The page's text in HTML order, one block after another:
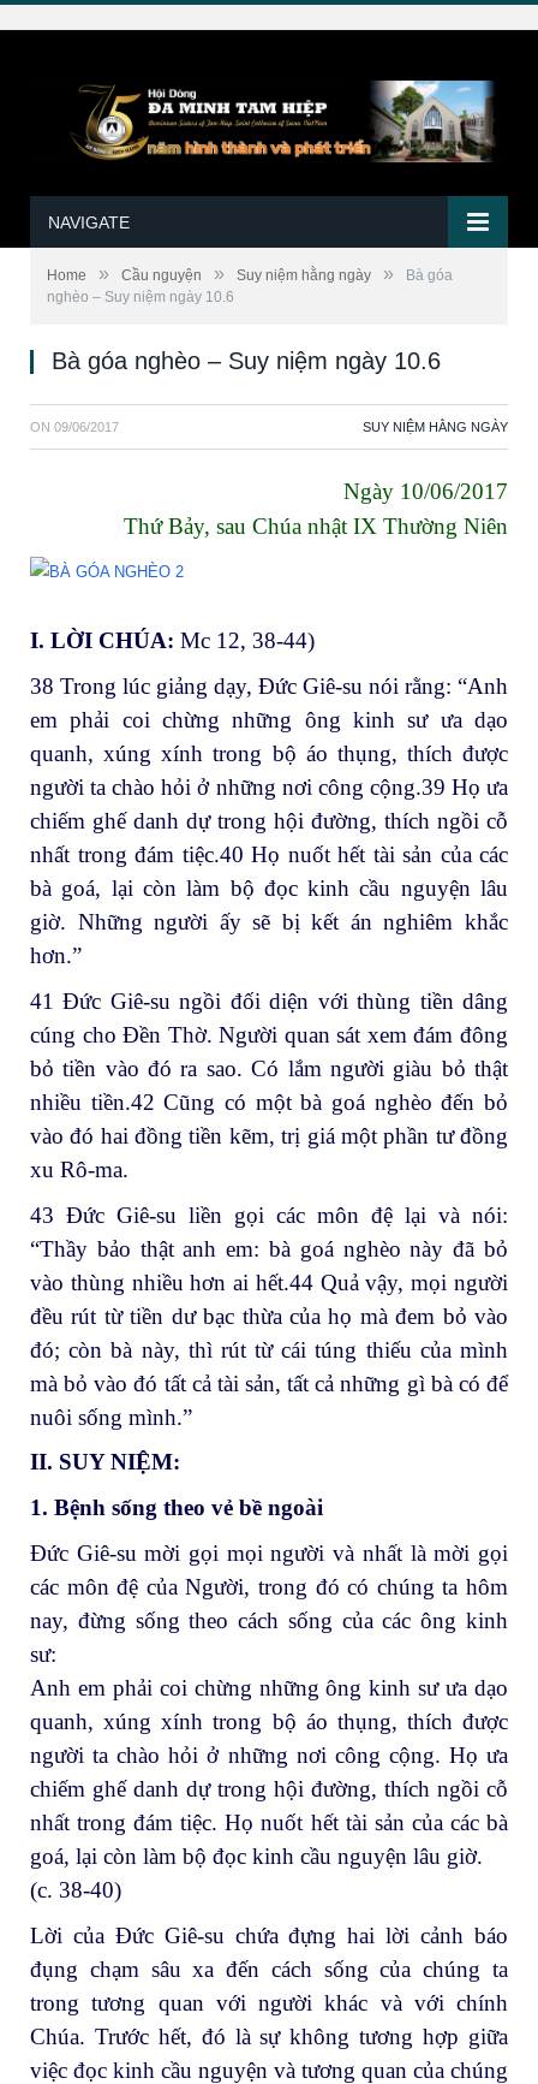
NAVIGATE
Home » Cầu nguyện » Suy niệm hằng ngày »
Bà góa
nghèo – Suy niệm ngày 10.6
Bà góa nghèo – Suy niệm ngày 10.6
ON 09/06/2017 SUY NIỆM HẰNG NGÀY
Ngày 10/06/2017
Thứ Bảy, sau Chúa nhật IX Thường Niên
I. LỜI CHÚA: Mc 12, 38-44)
38 Trong lúc giảng dạy, Đức Giê-su nói rằng: “Anh
em phải coi chừng những ông kinh sư ưa dạo
quanh, xúng xính trong bộ áo thụng, thích được
người ta chào hỏi ở những nơi công cộng.39 Họ ưa
chiếm ghế danh dự trong hội đường, thích ngồi cỗ
nhất trong đám tiệc.40 Họ nuốt hết tài sản của các
bà goá, lại còn làm bộ đọc kinh cầu nguyện lâu
giờ. Những người ấy sẽ bị kết án nghiêm khắc
hơn.”
41 Đức Giê-su ngồi đối diện với thùng tiền dâng
cúng cho Đền Thờ. Người quan sát xem đám đông
bỏ tiền vào đó ra sao. Có lắm người giàu bỏ thật
nhiều tiền.42 Cũng có một bà goá nghèo đến bỏ
vào đó hai đồng tiền kẽm, trị giá một phần tư đồng
xu Rô-ma.
43 Đức Giê-su liền gọi các môn đệ lại và nói:
“Thầy bảo thật anh em: bà goá nghèo này đã bỏ
vào thùng nhiều hơn ai hết.44 Quả vậy, mọi người
đều rút từ tiền dư bạc thừa của họ mà đem bỏ vào
đó; còn bà này, thì rút từ cái túng thiếu của mình
mà bỏ vào đó tất cả tài sản, tất cả những gì bà có để
nuôi sống mình.”
II. SUY NIỆM:
1. Bệnh sống theo vẻ bề ngoài
Đức Giê-su mời gọi mọi người và nhất là mời gọi
các môn đệ của Người, trong đó có chúng ta hôm
nay, đừng sống theo cách sống của các ông kinh
sư:
Anh em phải coi chừng những ông kinh sư ưa dạo
quanh, xúng xính trong bộ áo thụng, thích được
người ta chào hỏi ở những nơi công cộng. Họ ưa
chiếm ghế danh dự trong hội đường, thích ngồi cỗ
nhất trong đám tiệc. Họ nuốt hết tài sản của các bà
goá, lại còn làm bộ đọc kinh cầu nguyện lâu giờ.
(c. 38-40)
Lời của Đức Giê-su chứa đựng hai lời cảnh báo
đụng chạm sâu xa đến cách sống của chúng ta
trong tương quan với người khác và với chính
Chúa. Trước hết, đó là sự không tương hợp giữa
việc đọc kinh cầu nguyện và tương quan của chúng